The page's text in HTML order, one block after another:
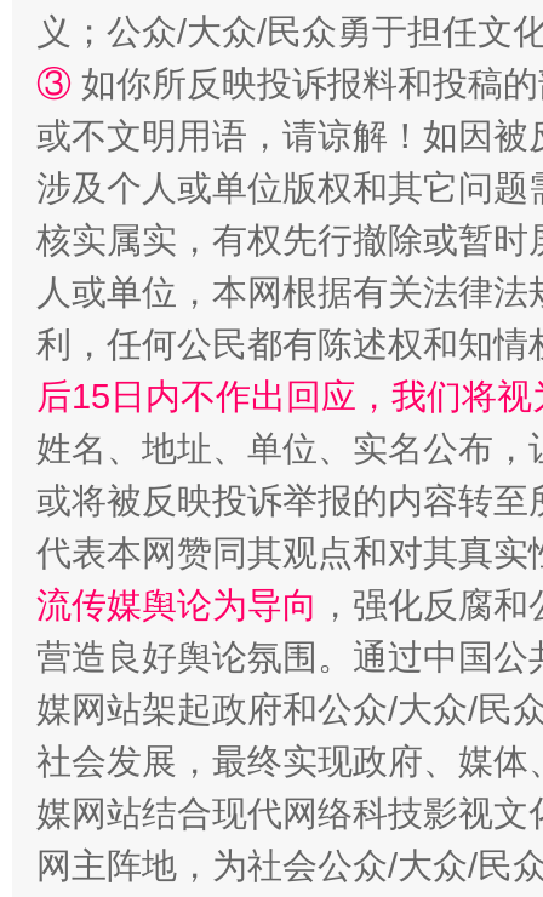
招工难、用工荒背后
这是一记警钟！ 谢
义；公众/大众/民众勇于担任文
③ 如你所反映投诉报料和投稿
或不文明用语，请谅解！如因
涉及个人或单位版权和其它问题
核实属实，有权先行撤除或暂
人或单位，本网根据有关法律
利，任何公民都有陈述权和知情
后15日内不作出回应，我们将
姓名、地址、单位、实名公布
或将被反映投诉举报的内容转
代表本网赞同其观点和对其真实
流传媒舆论为导向 ，强化反腐
营造良好舆论氛围。通过中国
媒网站架起政府和公众/大众/民
社会发展，最终实现政府、媒
媒网站结合现代网络科技影视
网主阵地，为社会公众/大众/民